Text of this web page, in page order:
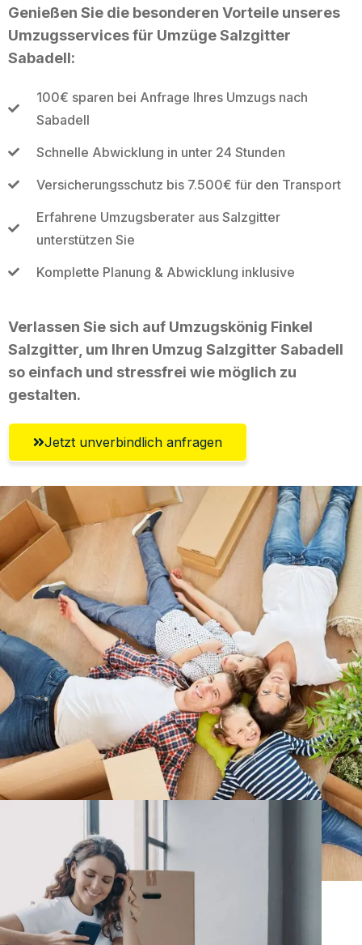
Genießen Sie die besonderen Vorteile unseres
Umzugsservices für Umzüge Salzgitter
Sabadell:
100€ sparen bei Anfrage Ihres Umzugs nach
Sabadell
Schnelle Abwicklung in unter 24 Stunden
Versicherungsschutz bis 7.500€ für den Transport
Erfahrene Umzugsberater aus Salzgitter
unterstützen Sie
Komplette Planung & Abwicklung inklusive
Verlassen Sie sich auf Umzugskönig Finkel
Salzgitter, um Ihren Umzug Salzgitter Sabadell
so einfach und stressfrei wie möglich zu
gestalten.
Jetzt unverbindlich anfragen